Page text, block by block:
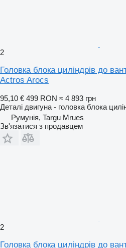
2
Головка блока циліндрів до
Actros Arocs
95,10 € 499 RON ≈ 4 893 грн
Деталі двигуна - головка блока
Румунія, Targu Mrues
Зв'язатися з продавцем
2
Головка блока циліндрів до